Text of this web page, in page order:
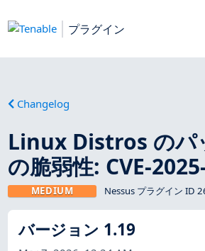
プラグイン
Changelog
Linux Distros のパ
の脆弱性: CVE-
MEDIUM Nessus プラグイン ID
バージョン 1.19